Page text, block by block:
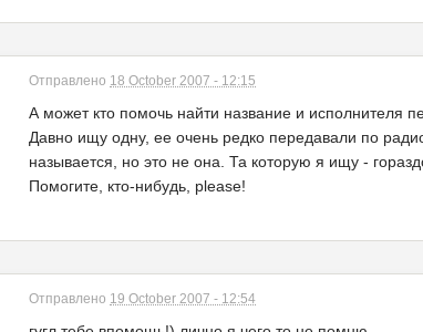
Отправлено 18 October 2007 - 12:15
А может кто помочь найти название и исполнителя
Давно ищу одну, ее очень редко передавали по
называется, но это не она. Та которую я ищу -
Помогите, кто-нибудь, please!
Отправлено 19 October 2007 - 12:54